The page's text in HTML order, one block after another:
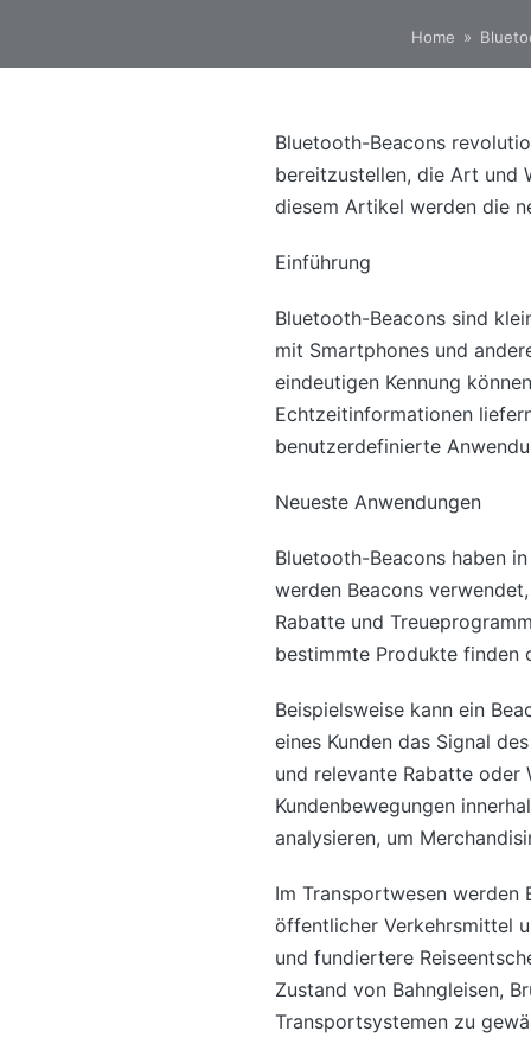
Home »
Bluetooth-Beacons
bereitzustellen, die Art und
diesem Artikel werden die
Einführung
Bluetooth-Beacons sind
mit Smartphones und
eindeutigen Kennung
Echtzeitinformationen
benutzerdefinierte
Neueste Anwendungen
Bluetooth-Beacons haben
werden Beacons
Rabatte und
bestimmte Produkte finden
Beispielsweise kann ein
eines Kunden das Signal
und relevante Rabatte oder
Kundenbewegungen
analysieren, um
Im Transportwesen werden
öffentlicher Verkehrsmittel
und fundiertere
Zustand von Bahngleisen,
Transportsystemen zu